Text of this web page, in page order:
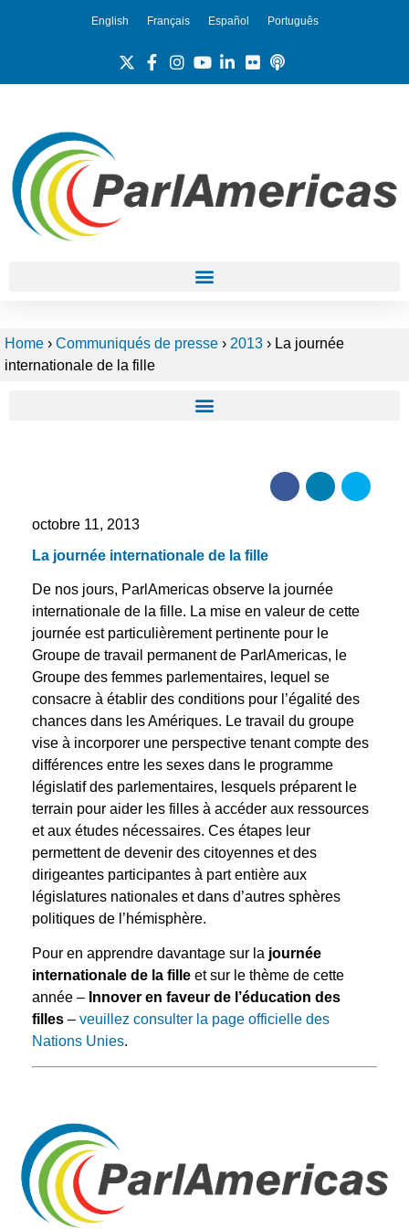
English Français Español Português
Home › Communiqués de presse › 2013 › La journée
internationale de la fille
octobre 11, 2013
La journée internationale de la fille
De nos jours, ParlAmericas observe la journée
internationale de la fille. La mise en valeur de cette
journée est particulièrement pertinente pour le
Groupe de travail permanent de ParlAmericas, le
Groupe des femmes parlementaires, lequel se
consacre à établir des conditions pour l’égalité des
chances dans les Amériques. Le travail du groupe
vise à incorporer une perspective tenant compte des
différences entre les sexes dans le programme
législatif des parlementaires, lesquels préparent le
terrain pour aider les filles à accéder aux ressources
et aux études nécessaires. Ces étapes leur
permettent de devenir des citoyennes et des
dirigeantes participantes à part entière aux
législatures nationales et dans d’autres sphères
politiques de l’hémisphère.
Pour en apprendre davantage sur la journée
internationale de la fille et sur le thème de cette
année – Innover en faveur de l’éducation des
filles – veuillez consulter la page officielle des
Nations Unies.